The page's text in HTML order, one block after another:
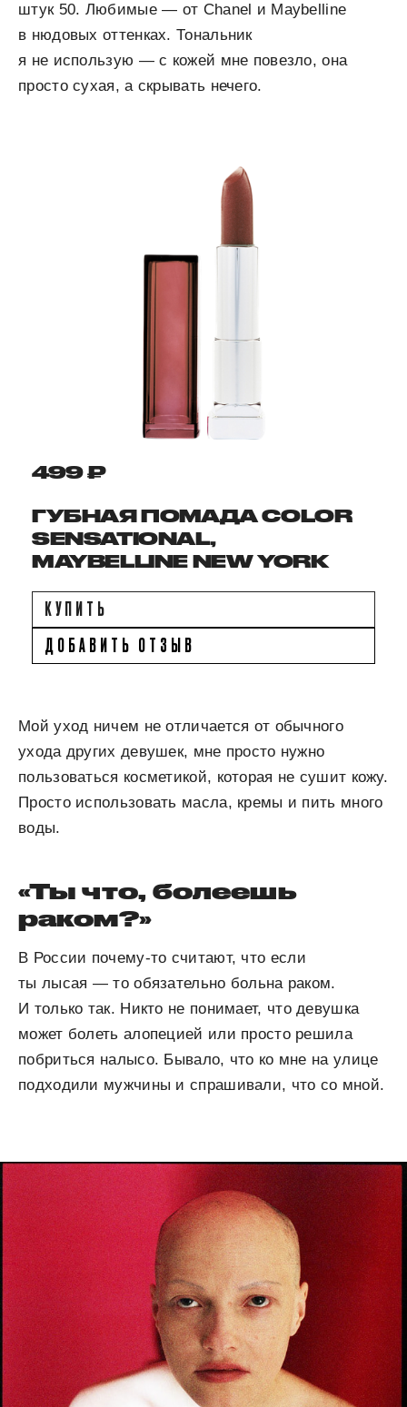
штук 50. Любимые — от Chanel и Maybelline
в нюдовых оттенках. Тональник
я не использую — с кожей мне повезло, она
просто сухая, а скрывать нечего.
499 ₽
ГУБНАЯ ПОМАДА COLOR
SENSATIONAL,
MAYBELLINE NEW YORK
КУПИТЬ
ДОБАВИТЬ ОТЗЫВ
Мой уход ничем не отличается от обычного
ухода других девушек, мне просто нужно
пользоваться косметикой, которая не сушит кожу.
Просто использовать масла, кремы и пить много
воды.
«Ты что, болеешь
раком?»
В России почему-то считают, что если
ты лысая — то обязательно больна раком.
И только так. Никто не понимает, что девушка
может болеть алопецией или просто решила
побриться налысо. Бывало, что ко мне на улице
подходили мужчины и спрашивали, что со мной.